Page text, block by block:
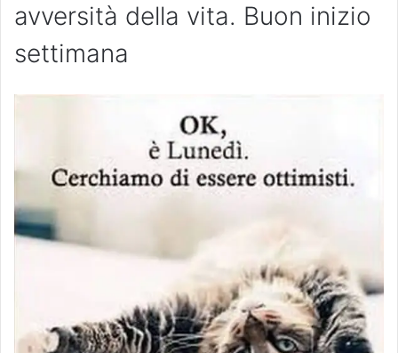
avversità della vita. Buon inizio
settimana